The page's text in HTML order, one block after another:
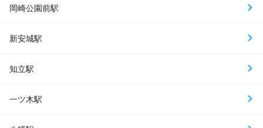
岡崎公園前駅
新安城駅
知立駅
一ツ木駅